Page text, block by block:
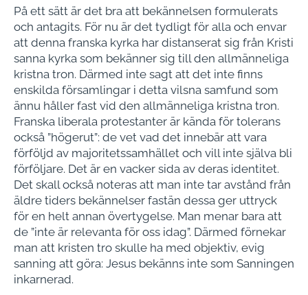
På ett sätt är det bra att bekännelsen formulerats
och antagits. För nu är det tydligt för alla och envar
att denna franska kyrka har distanserat sig från Kristi
sanna kyrka som bekänner sig till den allmänneliga
kristna tron. Därmed inte sagt att det inte finns
enskilda församlingar i detta vilsna samfund som
ännu håller fast vid den allmänneliga kristna tron.
Franska liberala protestanter är kända för tolerans
också ”högerut”: de vet vad det innebär att vara
förföljd av majoritetssamhället och vill inte själva bli
förföljare. Det är en vacker sida av deras identitet.
Det skall också noteras att man inte tar avstånd från
äldre tiders bekännelser fastän dessa ger uttryck
för en helt annan övertygelse. Man menar bara att
de ”inte är relevanta för oss idag”. Därmed förnekar
man att kristen tro skulle ha med objektiv, evig
sanning att göra: Jesus bekänns inte som Sanningen
inkarnerad.